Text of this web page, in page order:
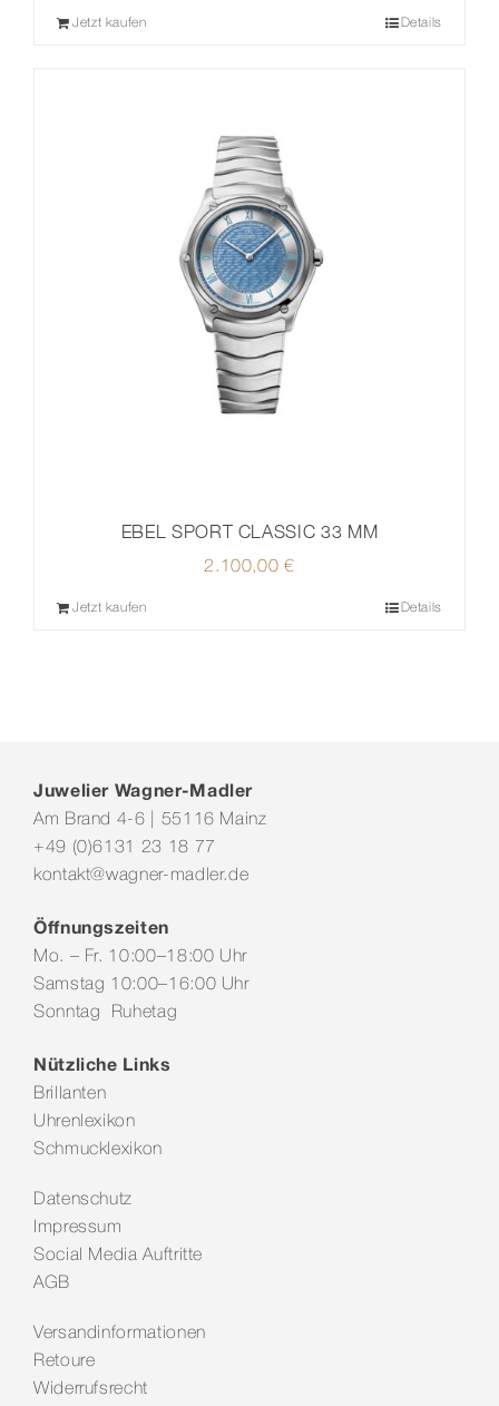
Jetzt kaufen Details
EBEL SPORT CLASSIC 33 MM
2.100,00€
Jetzt kaufen Details
Juwelier Wagner-Madler
Am Brand 4-6 | 55116 Mainz
+49 (0)6131 23 18 77
kontakt@wagner-madler.de
Öffnungszeiten
Mo. – Fr. 10:00–18:00 Uhr
Samstag 10:00–16:00 Uhr
Sonntag Ruhetag
Nützliche Links
Brillanten
Uhrenlexikon
Schmucklexikon
Datenschutz
Impressum
Social Media Auftritte
AGB
Versandinformationen
Retoure
Widerrufsrecht